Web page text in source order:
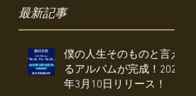
最新記事
僕の人生そのものと言え
るアルバムが完成！2025
年3月10日リリース！